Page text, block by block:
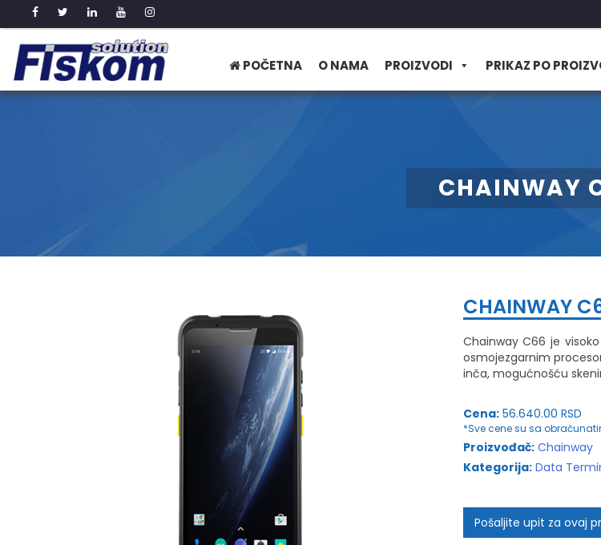
POČETNA O NAMA PROIZVODI PRIKAZ PO
CHAINWAY
CHAINWAY
Chainway C66 je
osmojezgarnim
inča, mogućnošću
Cena:56.640.00 RSD
*Sve cene su sa
Proizvođač: Chainway
Kategorija: Data
Pošaljite upit za ovaj